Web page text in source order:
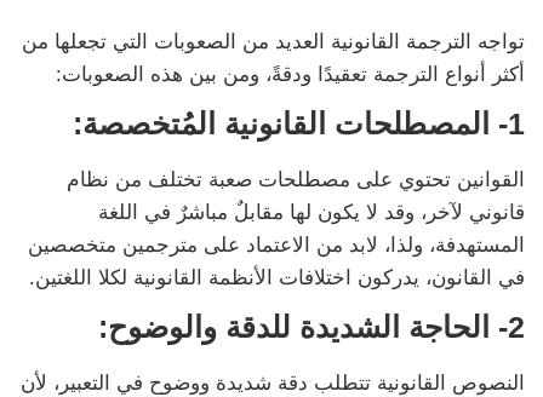
تواجه الترجمة القانونية العديد من الصعوبات التي تجعلها من
أكثر أنواع الترجمة تعقيدًا ودقةً، ومن بين هذه الصعوبات:
1- المصطلحات القانونية المُتخصصة:
القوانين تحتوي على مصطلحات صعبة تختلف من نظام
قانوني لآخر، وقد لا يكون لها مقابلٌ مباشرٌ في اللغة
المستهدفة، ولذا، لابد من الاعتماد على مترجمين متخصصين
في القانون، يدركون اختلافات الأنظمة القانونية لكلا اللغتين.
2- الحاجة الشديدة للدقة والوضوح:
النصوص القانونية تتطلب دقة شديدة ووضوح في التعبير، لأن